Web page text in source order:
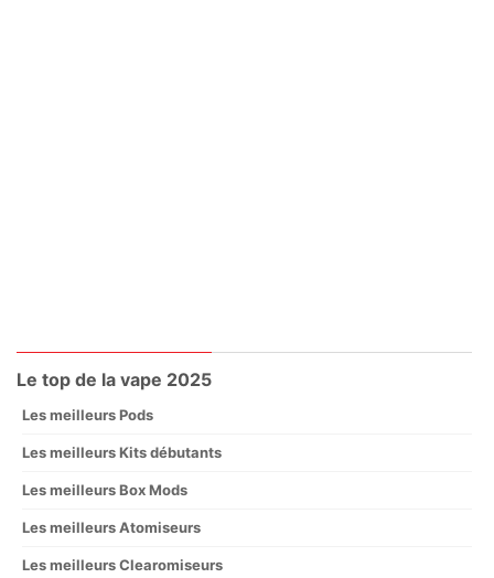
Le top de la vape 2025
Les meilleurs Pods
Les meilleurs Kits débutants
Les meilleurs Box Mods
Les meilleurs Atomiseurs
Les meilleurs Clearomiseurs